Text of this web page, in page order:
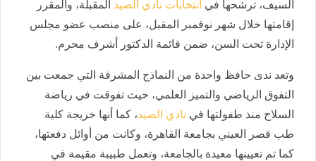
السيف، ترشحها في انتخابات نادي الصيد المقبلة، والمقرر
إقامتها خلال شهر نوفمبر المقبل، على منصب عضو مجلس
الإدارة تحت السن، ضمن قائمة الدكتور أشرف محرم.
وتعد ندى حافظ واحدة من النماذج المشرفة التي جمعت بين
التفوق الرياضي والتميز العلمي، حيث تفوقت في رياضة
السلاح منذ طفولتها في نادي الصيد، كما أنها خريجة كلية
طب قصر العيني بجامعة القاهرة، وكانت من أوائل دفعتها،
كما تم تعيينها معيدة بالجامعة، وتعمل طبيبة مقيمة في